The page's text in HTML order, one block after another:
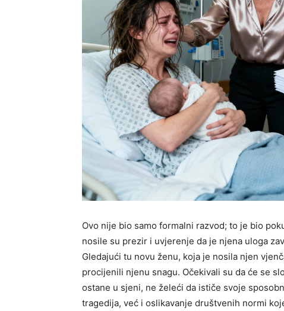
Ovo nije bio samo formalni razvod; to je bio
nosile su prezir i uvjerenje da je njena uloga
Gledajući tu novu ženu, koja je nosila njen
procijenili njenu snagu. Očekivali su da će se
ostane u sjeni, ne želeći da ističe svoje
tragedija, već i oslikavanje društvenih normi